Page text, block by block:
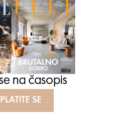
na časopis
SE